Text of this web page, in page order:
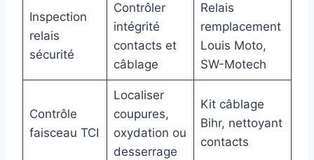
Inspection
relais
sécurité
Contrôler
intégrité
contacts et
câblage
Relais
remplacement
Louis Moto,
SW-Motech
Contrôle
faisceau TCI
Localiser
coupures,
oxydation ou
desserrage
Kit câblage
Bihr, nettoyant
contacts